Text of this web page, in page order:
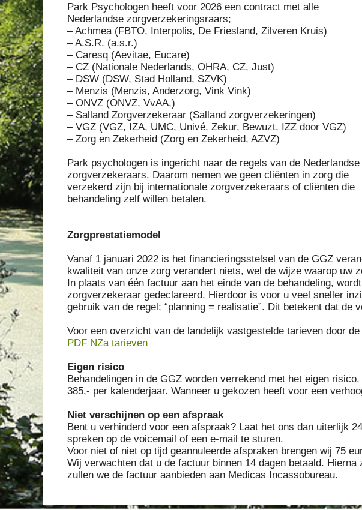
Park Psychologen heeft voor 2026 een contract met alle
Nederlandse zorgverzekeringsraars;
– Achmea (FBTO, Interpolis, De Friesland, Zilveren Kruis)
– A.S.R. (a.s.r.)
– Caresq (Aevitae, Eucare)
– CZ (Nationale Nederlands, OHRA, CZ, Just)
– DSW (DSW, Stad Holland, SZVK)
– Menzis (Menzis, Anderzorg, Vink Vink)
– ONVZ (ONVZ, VvAA,)
– Salland Zorgverzekeraar (Salland zorgverzekeringen)
– VGZ (VGZ, IZA, UMC, Univé, Zekur, Bewuzt, IZZ door VGZ)
– Zorg en Zekerheid (Zorg en Zekerheid, AZVZ)
Park psychologen is ingericht naar de regels van de Nederlandse
zorgverzekeraars. Daarom nemen we geen cliënten in zorg die
verzekerd zijn bij internationale zorgverzekeraars of cliënten die
behandeling zelf willen betalen.
Zorgprestatiemodel
Vanaf 1 januari 2022 is het financieringsstelsel van de GGZ
kwaliteit van onze zorg verandert niets, wel de wijze waarop uw
In plaats van één factuur aan het einde van de behandeling,
zorgverzekeraar gedeclareerd. Hierdoor is voor u veel sneller
gebruik van de regel; “planning = realisatie”. Dit betekent dat de
Voor een overzicht van de landelijk vastgestelde tarieven door
PDF NZa tarieven
Eigen risico
Behandelingen in de GGZ worden verrekend met het eigen
385,- per kalenderjaar. Wanneer u gekozen heeft voor een
Niet verschijnen op een afspraak
Bent u verhinderd voor een afspraak? Laat het ons dan uiterlijk
spreken op de voicemail of een e-mail te sturen.
Voor niet of niet op tijd geannuleerde afspraken brengen wij 75
Wij verwachten dat u de factuur binnen 14 dagen betaald.
zullen we de factuur aanbieden aan Medicas Incassobureau.